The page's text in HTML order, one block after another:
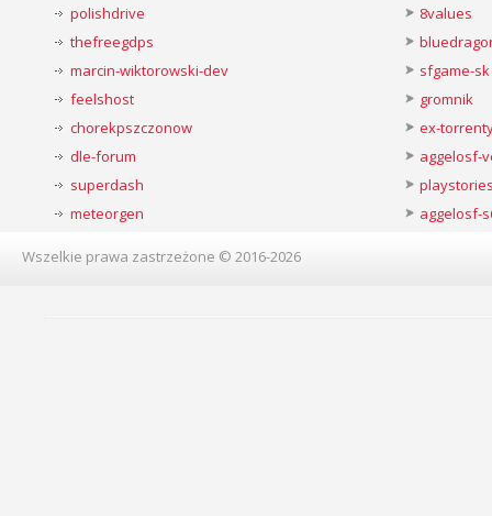
polishdrive
thefreegdps
marcin-wiktorowski-dev
feelshost
chorekpszczonow
dle-forum
superdash
meteorgen
8values
sfgame-sk
gromnik
ex-
aggelosf-
aggelosf-
Wszelkie prawa zastrzeżone © 2016-2026